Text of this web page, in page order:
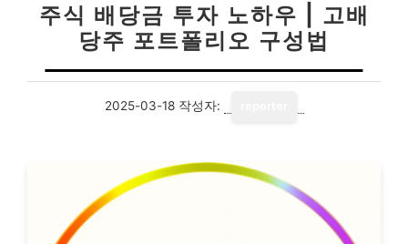
주식 배당금 투자 노하우 | 고배
당주 포트폴리오 구성법
2025-03-18 작성자: